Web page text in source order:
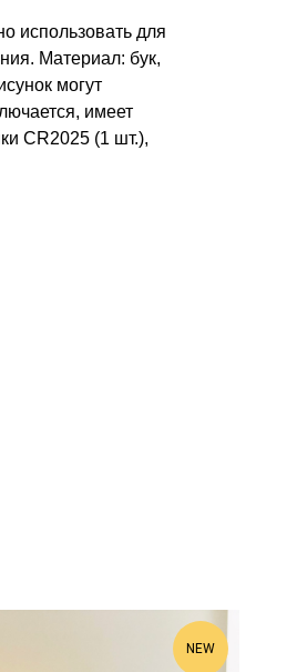
использовать для
Материал: бук,
могут
имеет
CR2025 (1 шт.),
NEW